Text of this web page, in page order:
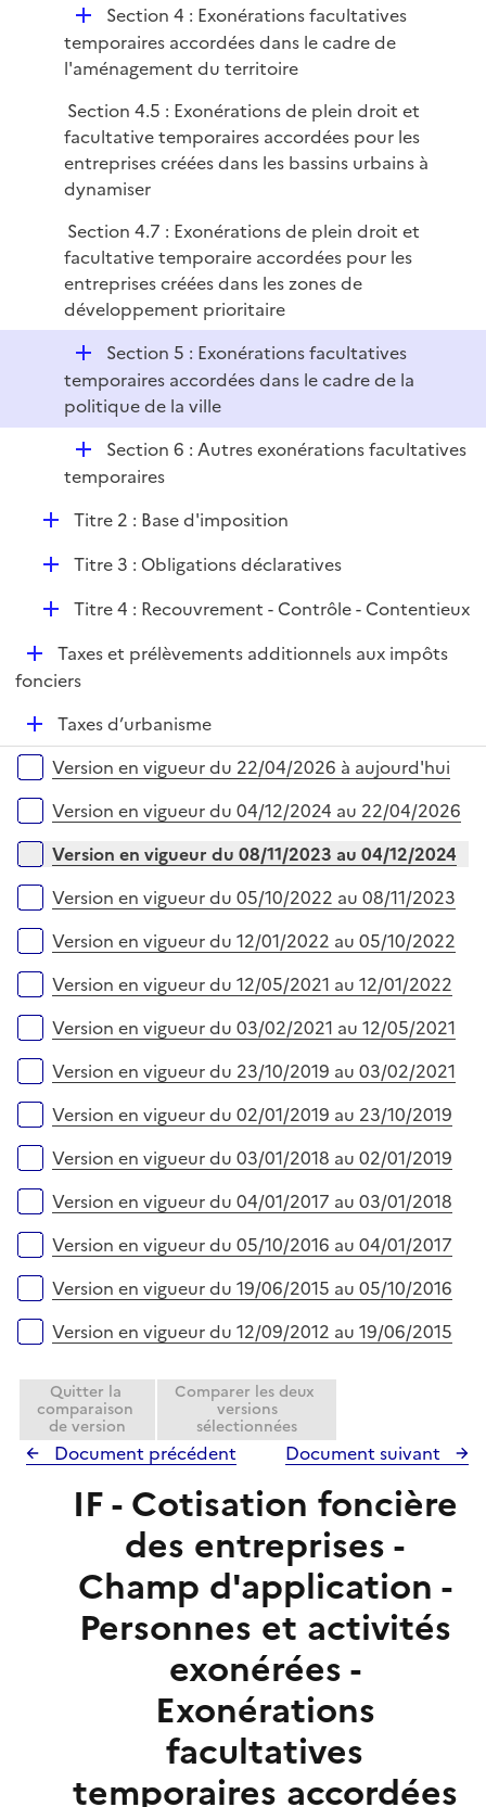
i
e
r
D
é
p
i
e
r
Section 4 : Exonérations facultatives
temporaires accordées dans le cadre de
l'aménagement du territoire
Section 4.5 : Exonérations de plein droit et
facultative temporaires accordées pour les
entreprises créées dans les bassins urbains à
dynamiser
Section 4.7 : Exonérations de plein droit et
facultative temporaire accordées pour les
entreprises créées dans les zones de
développement prioritaire
D
é
p
l
e
Section 5 : Exonérations facultatives
temporaires accordées dans le cadre de la
politique de la ville
D
é
l
e
r
Section 6 : Autres exonérations facultatives
temporaires
D
e
r
Titre 2 : Base d'imposition
D
l
i
e
r
Titre 3 : Obligations déclaratives
D
p
l
i
e
r
Titre 4 : Recouvrement - Contrôle - Contentieux
D
é
e
r
Taxes et prélèvements additionnels aux impôts
fonciers
D
é
p
e
Taxes d’urbanisme
Versions sur la période
Version en vigueur du 22/04/2026 à aujourd'hui
Version en vigueur du 04/12/2024 au 22/04/2026
Version en vigueur du 08/11/2023 au 04/12/2024
Version en vigueur du 05/10/2022 au 08/11/2023
Version en vigueur du 12/01/2022 au 05/10/2022
Version en vigueur du 12/05/2021 au 12/01/2022
Version en vigueur du 03/02/2021 au 12/05/2021
Version en vigueur du 23/10/2019 au 03/02/2021
Version en vigueur du 02/01/2019 au 23/10/2019
Version en vigueur du 03/01/2018 au 02/01/2019
Version en vigueur du 04/01/2017 au 03/01/2018
Version en vigueur du 05/10/2016 au 04/01/2017
Version en vigueur du 19/06/2015 au 05/10/2016
Version en vigueur du 12/09/2012 au 19/06/2015
Quitter la
comparaison
de version
Comparer les deux
versions
sélectionnées
Document précédent Document suivant
IF - Cotisation foncière
des entreprises -
Champ d'application -
Personnes et activités
exonérées -
Exonérations
facultatives
temporaires accordées